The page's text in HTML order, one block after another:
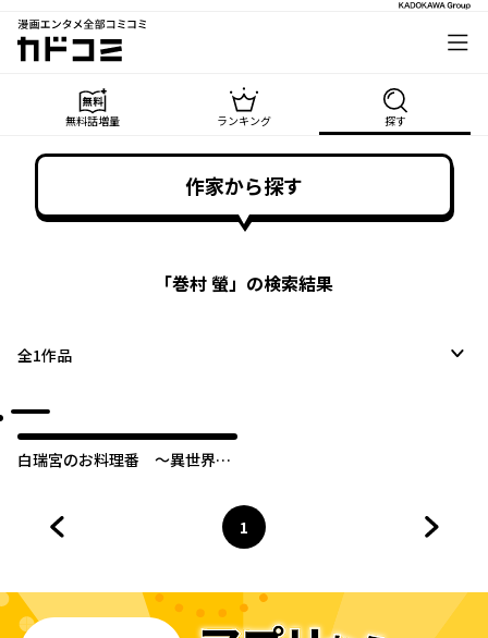
漫画エンタメ全部コミコミ
カドコミ
無料話増量 ランキング 探す
作家から探す
「巻村 螢」の検索結果
全1作品
白瑞宮のお料理番 〜異世界の
ページ
1
へ